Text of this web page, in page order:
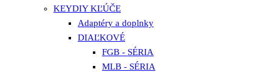
KEYDIY KĽÚČE
Adaptéry a doplnky
DIAĽKOVÉ
FGB - SÉRIA
MLB - SÉRIA